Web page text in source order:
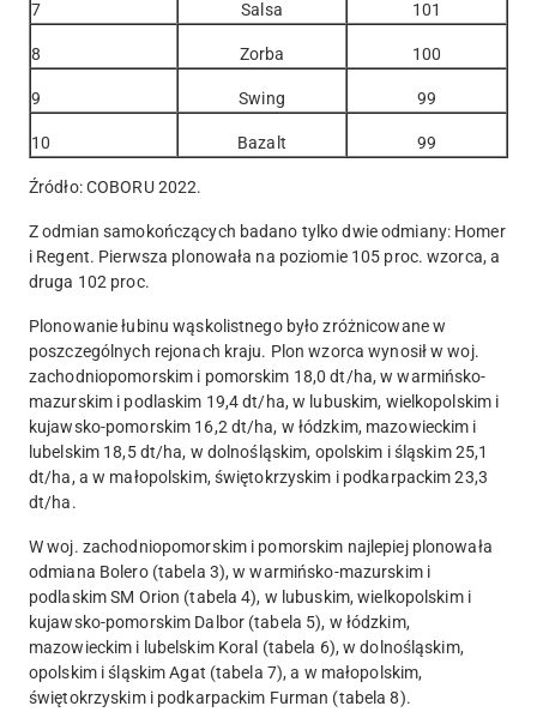
7 Salsa 101
8 Zorba 100
9 Swing 99
10 Bazalt 99
Źródło: COBORU 2022.
Z odmian samokończących badano tylko dwie odmiany: Homer
i Regent. Pierwsza plonowała na poziomie 105 proc. wzorca, a
druga 102 proc.
Plonowanie łubinu wąskolistnego było zróżnicowane w
poszczególnych rejonach kraju. Plon wzorca wynosił w woj.
zachodniopomorskim i pomorskim 18,0 dt/ha, w warmińsko-
mazurskim i podlaskim 19,4 dt/ha, w lubuskim, wielkopolskim i
kujawsko-pomorskim 16,2 dt/ha, w łódzkim, mazowieckim i
lubelskim 18,5 dt/ha, w dolnośląskim, opolskim i śląskim 25,1
dt/ha, a w małopolskim, świętokrzyskim i podkarpackim 23,3
dt/ha.
W woj. zachodniopomorskim i pomorskim najlepiej plonowała
odmiana Bolero (tabela 3), w warmińsko-mazurskim i
podlaskim SM Orion (tabela 4), w lubuskim, wielkopolskim i
kujawsko-pomorskim Dalbor (tabela 5), w łódzkim,
mazowieckim i lubelskim Koral (tabela 6), w dolnośląskim,
opolskim i śląskim Agat (tabela 7), a w małopolskim,
świętokrzyskim i podkarpackim Furman (tabela 8).